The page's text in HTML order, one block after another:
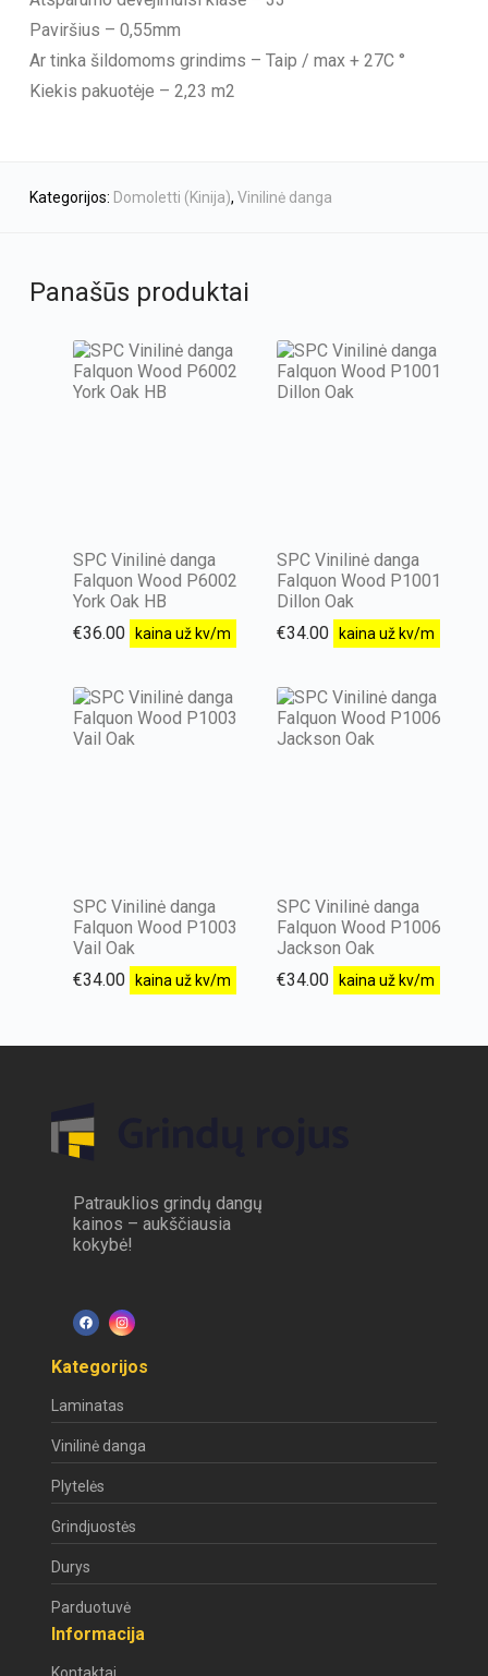
Paviršius – 0,55mm
Ar tinka šildomoms grindims – Taip / max + 27C °
Kiekis pakuotėje – 2,23 m2
Kategorijos: Domoletti (Kinija), Vinilinė danga
Panašūs produktai
SPC Vinilinė danga
Falquon Wood P6002
York Oak HB
€36.00 kaina už kv/m
SPC Vinilinė danga
Falquon Wood P1001
Dillon Oak
€34.00 kaina už kv/m
SPC Vinilinė danga
Falquon Wood P1003
Vail Oak
€34.00 kaina už kv/m
SPC Vinilinė danga
Falquon Wood P1006
Jackson Oak
€34.00 kaina už kv/m
Patrauklios grindų dangų
kainos – aukščiausia
kokybė!
Kategorijos
Laminatas
Vinilinė danga
Plytelės
Grindjuostės
Durys
Parduotuvė
Informacija